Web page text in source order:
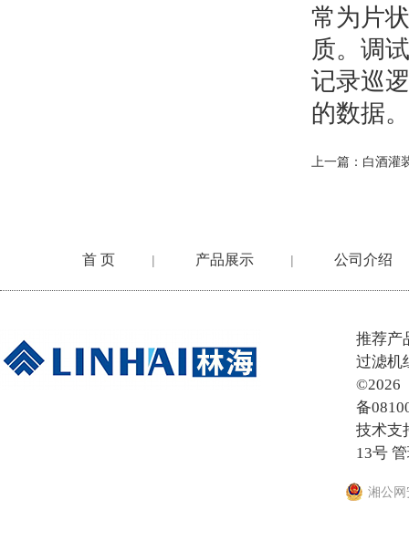
常为片
质。调
记录巡
的数据。
上一篇： 白酒灌
首 页 | 产品展示 | 公司介绍
推荐产
过滤机
©2026
备
技术支
13号
湘公